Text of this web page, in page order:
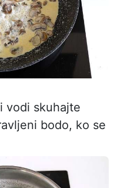
vodi skuhajte
bodo, ko se